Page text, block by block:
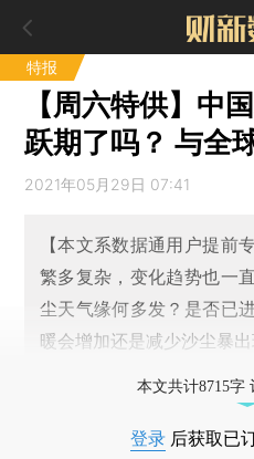
特报
【周六特供】中
跃期了吗？ 与全
2021年05月29日 07:41
【本文系数据通用户提前
繁多复杂，变化趋势也一
尘天气缘何多发？是否已
暖会增加还是减少沙尘暴
本文共计8715字
登录 后获取已